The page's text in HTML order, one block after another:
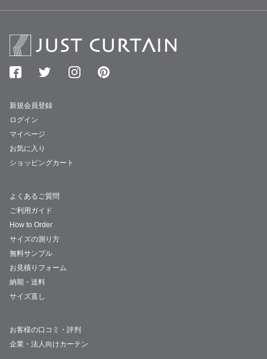
新規会員登録
ログイン
マイページ
お気に入り
ショッピングカート
よくあるご質問
ご利用ガイド
How to Order
サイズの測り方
無料サンプル
お見積りフォーム
納期・送料
サイズ直し
お客様の口コミ・評判
企業・法人向けカーテン